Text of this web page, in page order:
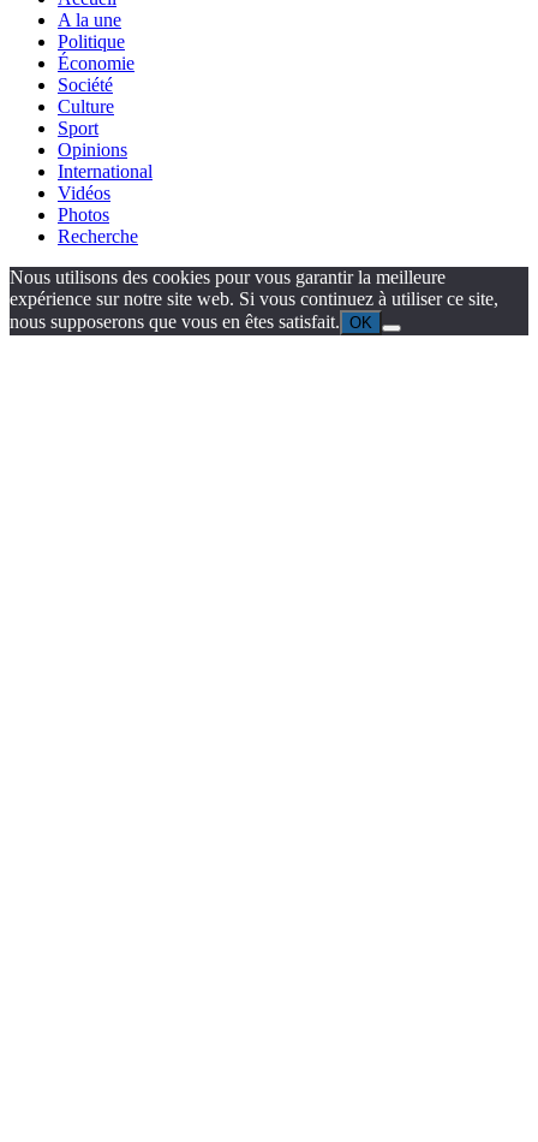
A la une
Politique
Économie
Société
Culture
Sport
Opinions
International
Vidéos
Photos
Recherche
Nous utilisons des cookies pour vous garantir la meilleure
expérience sur notre site web. Si vous continuez à utiliser ce site,
nous supposerons que vous en êtes satisfait. OK